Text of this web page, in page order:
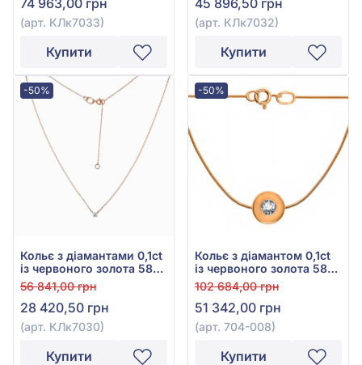
74 963,00 грн
(арт. КЛк7033)
Купити
45 896,50 грн
(арт. КЛк7032)
Купити
-50%
Кольє з діамантами 0,1ct
із червоного золота 585°,
арт. КЛк7030
56 841,00 грн
28 420,50 грн
(арт. КЛк7030)
Купити
-50%
Кольє з діамантом 0,1ct
із червоного золота 585°,
арт. 704-008
102 684,00 грн
51 342,00 грн
(арт. 704-008)
Купити